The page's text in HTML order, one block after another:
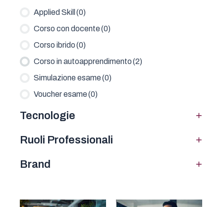
Applied Skill (0)
Corso con docente(0)
Corso ibrido(0)
Corso in autoapprendimento(2)
Simulazione esame(0)
Voucher esame(0)
Tecnologie +
Ruoli Professionali +
Brand +